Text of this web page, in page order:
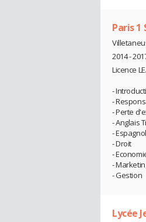
Paris 1
2014 -
Licence
-
-
- Perte
- Anglais
-
- Droit
-
-
- Gestion
Lycée